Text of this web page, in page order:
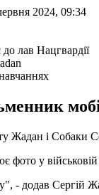
2024, 09:34
і Собаки
фото у
- додав Сергій